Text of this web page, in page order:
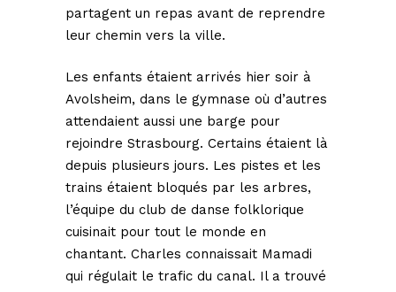
partagent un repas avant de reprendre
leur chemin vers la ville.
Les enfants étaient arrivés hier soir à
Avolsheim, dans le gymnase où d’autres
attendaient aussi une barge pour
rejoindre Strasbourg. Certains étaient là
depuis plusieurs jours. Les pistes et les
trains étaient bloqués par les arbres,
l’équipe du club de danse folklorique
cuisinait pour tout le monde en
chantant. Charles connaissait Mamadi
qui régulait le trafic du canal. Il a trouvé